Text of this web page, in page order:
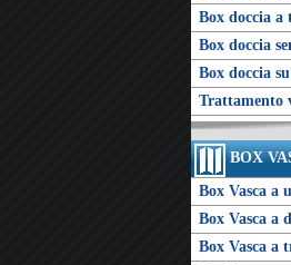
Box doccia a
Box doccia
Box doccia
Trattamento
BOX
Box Vasca a
Box Vasca a
Box Vasca a